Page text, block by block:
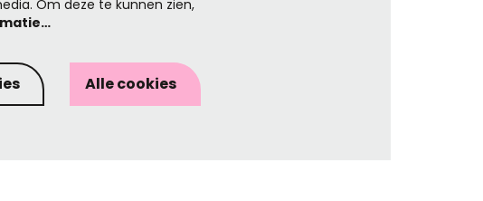
Om deze te kunnen zien,
Alle cookies